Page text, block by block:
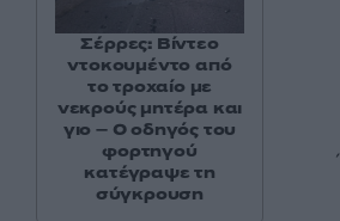
Σέρρες: Βίντεο
ντοκουμέντο από
το τροχαίο με
νεκρούς μητέρα και
γιο – Ο οδηγός του
φορτηγού
κατέγραψε τη
σύγκρουση